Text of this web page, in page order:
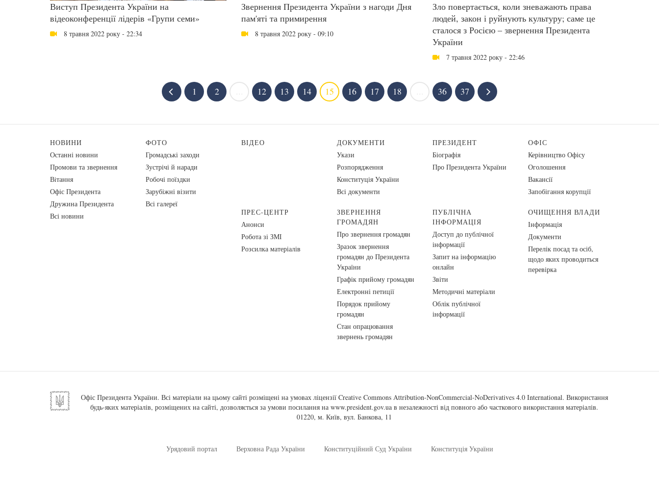
Виступ Президента України на
відеоконференції лідерів «Групи семи»
8 травня 2022 року - 22:34
Звернення Президента України з нагоди Дня
пам'яті та примирення
8 травня 2022 року - 09:10
Зло повертається, коли зневажають права
людей, закон і руйнують культуру; саме це
сталося з Росією – звернення Президента
України
7 травня 2022 року - 22:46
1 2 12 13 14 15 16 17 18 36 37
НОВИНИ
Останні новини
Промови та звернення
Вiтання
Офіс Президента
Дружина Президента
Всі новини
ФОТО
Громадські заходи
Зустрічі й наради
Робочі поїздки
Зарубіжні візити
Всі галереї
ВІДЕО
ДОКУМЕНТИ
Укази
Розпорядження
Конституція України
Всі документи
ПРЕЗИДЕНТ
Біографія
Про Президента України
ОФІС
Керівництво Офісу
Оголошення
Вакансії
Запобігання корупції
ПРЕС-ЦЕНТР
Анонси
Робота зі ЗМІ
Розсилка матеріалів
ЗВЕРНЕННЯ
ГРОМАДЯН
Про звернення громадян
Зразок звернення
громадян до Президента
України
Графік прийому громадян
Електронні петиції
Порядок прийому
громадян
Стан опрацювання
звернень громадян
ПУБЛІЧНА
ІНФОРМАЦІЯ
Доступ до публічної
інформації
Запит на інформацію
онлайн
Звіти
Методичні матеріали
Облік публічної
інформації
ОЧИЩЕННЯ ВЛАДИ
Інформація
Документи
Перелік посад та осіб,
щодо яких проводиться
перевірка
Офіс Президента України. Всі матеріали на цьому сайті розміщені на умовах ліцензії Creative Commons Attribution-NonCommercial-NoDerivatives 4.0 International. Використання
будь-яких матеріалів, розміщених на сайті, дозволяється за умови посилання на www.president.gov.ua в незалежності від повного або часткового використання матеріалів.
01220, м. Київ, вул. Банкова, 11
Урядовий портал Верховна Рада України Конституційний Суд України Конституція України